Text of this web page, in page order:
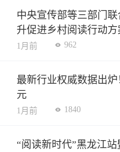
中央宣传部等三部门
升促进乡村阅读行动方
1月前 962
最新行业权威数据出
元
1月前 1840
“阅读新时代”黑龙江